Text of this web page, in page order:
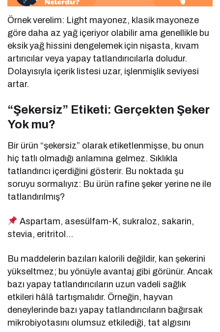
Örnek verelim: Light mayonez, klasik mayoneze
göre daha az yağ içeriyor olabilir ama genellikle bu
eksik yağ hissini dengelemek için nişasta, kıvam
artırıcılar veya yapay tatlandırıcılarla doludur.
Dolayısıyla içerik listesi uzar, işlenmişlik seviyesi
artar.
“Şekersiz” Etiketi: Gerçekten Şeker
Yok mu?
Bir ürün “şekersiz” olarak etiketlenmişse, bu onun
hiç tatlı olmadığı anlamına gelmez. Sıklıkla
tatlandırıcı içerdiğini gösterir. Bu noktada şu
soruyu sormalıyız: Bu ürün rafine şeker yerine ne ile
tatlandırılmış?
Aspartam, asesülfam-K, sukraloz, sakarin,
stevia, eritritol…
Bu maddelerin bazıları kalorili değildir, kan şekerini
yükseltmez; bu yönüyle avantaj gibi görünür. Ancak
bazı yapay tatlandırıcıların uzun vadeli sağlık
etkileri hâlâ tartışmalıdır. Örneğin, hayvan
deneylerinde bazı yapay tatlandırıcıların bağırsak
mikrobiyotasını olumsuz etkilediği, tat algısını